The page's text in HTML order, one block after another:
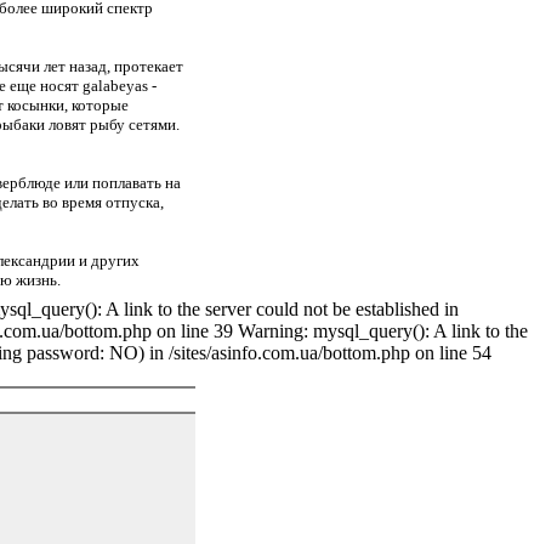
широкий спектр
лет назад, протекает
носят galabeyas -
которые
ловят рыбу сетями.
или поплавать на
во время отпуска,
и других
жизнь.
A link to the server could not be established in
bottom.php on line 39 Warning: mysql_query(): A link to the
password: NO) in /sites/asinfo.com.ua/bottom.php on line 54